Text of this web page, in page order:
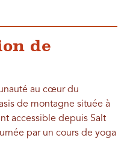
de
au cœur du
de montagne située à
accessible depuis Salt
par un cours de yoga